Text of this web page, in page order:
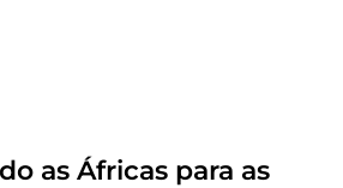
as Áfricas para as